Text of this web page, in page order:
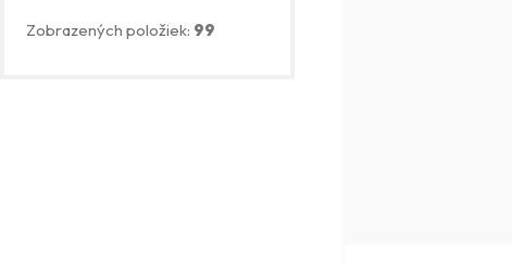
Zobrazených položiek: 99